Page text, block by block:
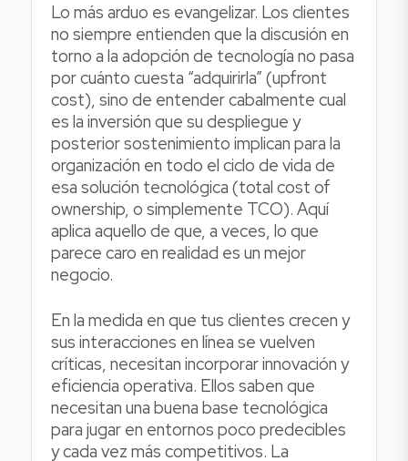
Lo más arduo es evangelizar. Los clientes
no siempre entienden que la discusión en
torno a la adopción de tecnología no pasa
por cuánto cuesta “adquirirla” (upfront
cost), sino de entender cabalmente cual
es la inversión que su despliegue y
posterior sostenimiento implican para la
organización en todo el ciclo de vida de
esa solución tecnológica (total cost of
ownership, o simplemente TCO). Aquí
aplica aquello de que, a veces, lo que
parece caro en realidad es un mejor
negocio.
En la medida en que tus clientes crecen y
sus interacciones en línea se vuelven
críticas, necesitan incorporar innovación y
eficiencia operativa. Ellos saben que
necesitan una buena base tecnológica
para jugar en entornos poco predecibles
y cada vez más competitivos. La